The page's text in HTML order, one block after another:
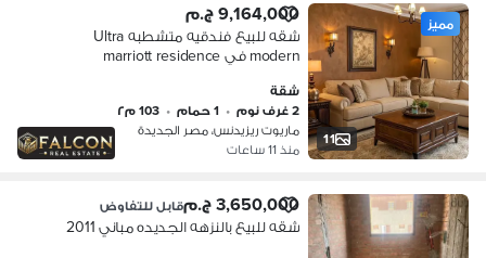
11
مميز 9,164,000 ج.م
شقه للبيع فندقيه متشطبه Ultra
modern في marriott residence
ستنر الماظه
شقة
2 غرف نوم
• 1 حمام • 103 م٢
ماريوت ريزيدنس، مصر الجديدة
منذ 11 ساعات
3,650,000 ج.م قابل للتفاوض
شقه للبيع بالنزهه الجديده مباني 2011